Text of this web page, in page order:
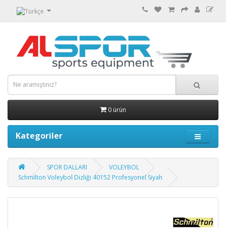
0 ürün
Kategoriler
SPOR DALLARI
VOLEYBOL
Schmilton Voleybol Dizliği 40152 Profesyonel Siyah